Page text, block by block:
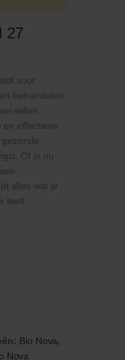
27
voor
behandelen
willen
en effectieve
gezonde
Of je nu
alles wat je
teelt.
Bio Nova,
Nova